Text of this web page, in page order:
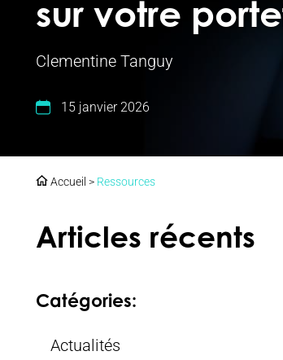
sur votre
Clementine Tanguy
15 janvier 2026
Accueil > Ressources
Articles récents
Catégories:
Actualités